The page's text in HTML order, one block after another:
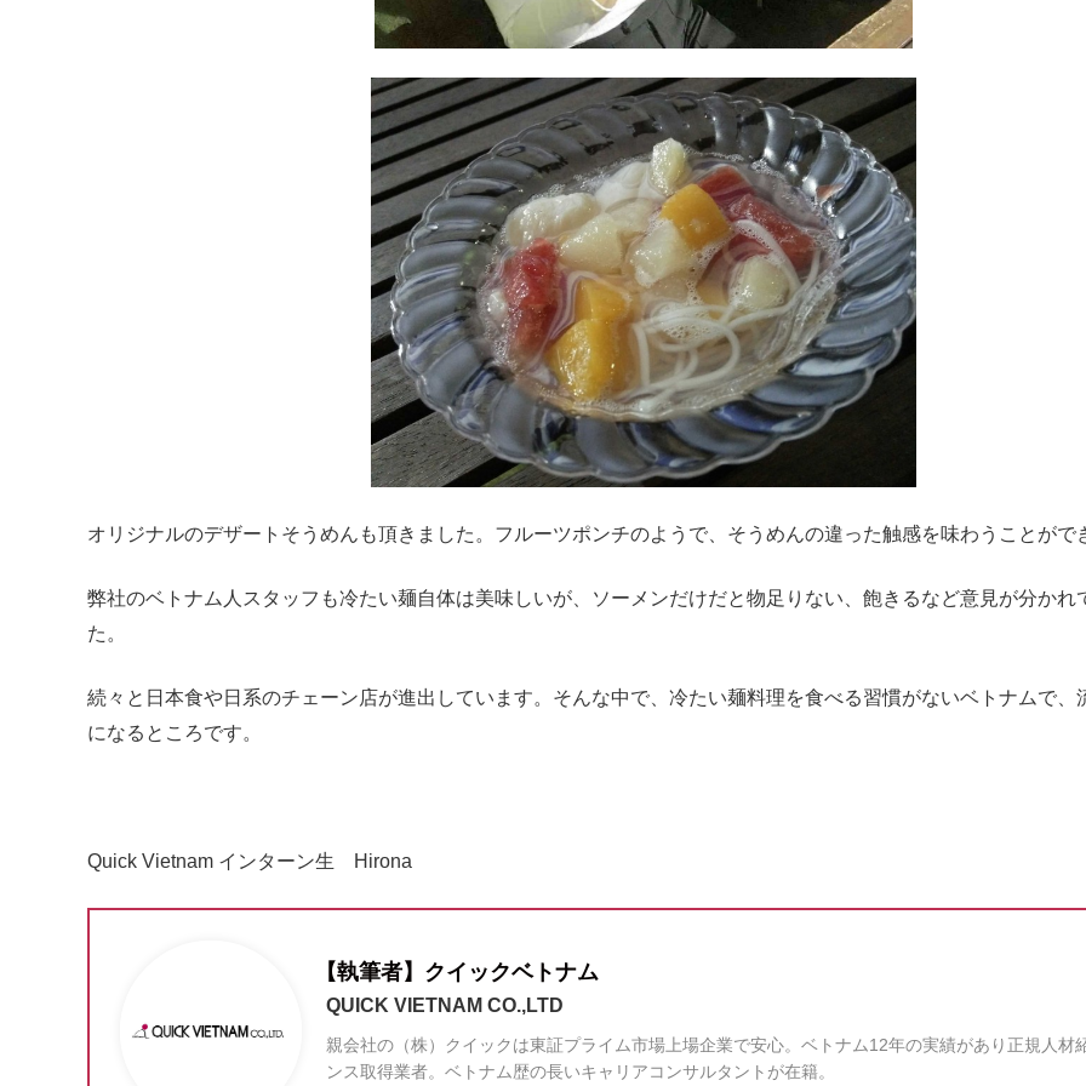
オリジナルのデザートそうめんも頂きました。フルーツポンチのようで、そうめんの違った触感を味わうことがで
弊社のベトナム人スタッフも冷たい麺自体は美味しいが、ソーメンだけだと物足りない、飽きるなど意見が分かれ
た。
続々と日本食や日系のチェーン店が進出しています。そんな中で、冷たい麺料理を食べる習慣がないベトナムで、
になるところです。
Quick Vietnam インターン生 Hirona
【執筆者】クイックベトナム
QUICK VIETNAM CO.,LTD
親会社の（株）クイックは東証プライム市場上場企業で安心。ベトナム12年の実績があり正規人材
ンス取得業者。ベトナム歴の長いキャリアコンサルタントが在籍。